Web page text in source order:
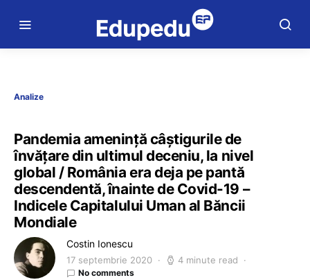
Analize
Pandemia amenință câștigurile de
învățare din ultimul deceniu, la nivel
global / România era deja pe pantă
descendentă, înainte de Covid-19 –
Indicele Capitalului Uman al Băncii
Mondiale
Costin Ionescu
17 septembrie 2020 4 minute read
No comments